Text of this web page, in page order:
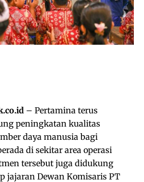
– Pertamina terus
peningkatan kualitas
daya manusia bagi
di sekitar area operasi
tersebut juga didukung
jajaran Dewan Komisaris PT